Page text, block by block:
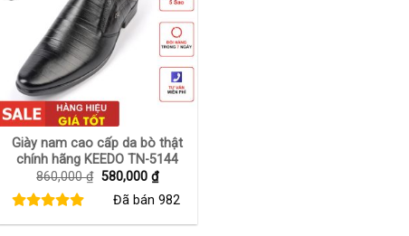
+
Giày nam cao cấp da bò thật
chính hãng KEEDO TN-5144
860,000₫ Giá
580,000 ₫Giá
tại
580,000 ₫.
Đã bán 982